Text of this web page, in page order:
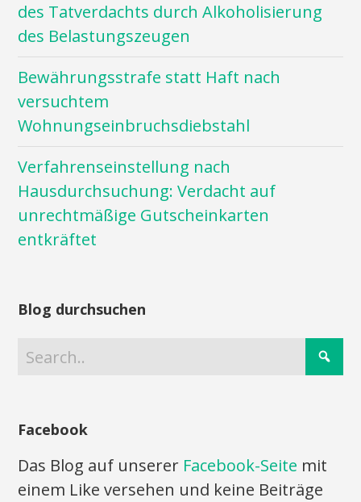
des Tatverdachts durch Alkoholisierung
des Belastungszeugen
Bewährungsstrafe statt Haft nach
versuchtem
Wohnungseinbruchsdiebstahl
Verfahrenseinstellung nach
Hausdurchsuchung: Verdacht auf
unrechtmäßige Gutscheinkarten
entkräftet
Blog durchsuchen
Facebook
Das Blog auf unserer Facebook-Seite mit
einem Like versehen und keine Beiträge